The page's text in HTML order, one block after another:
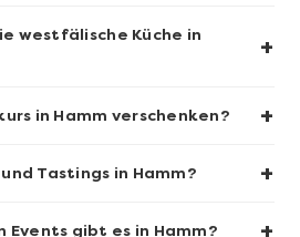
westfälische Küche in
+
in Hamm verschenken? +
Tastings in Hamm? +
Events gibt es in Hamm? +